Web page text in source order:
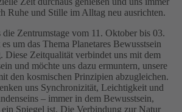
Ruhe und Stille im Alltag neu ausrichten.
Zentrumstage vom 11. Oktober bis 03.
um das Thema Planetares Bewusstsein
Diese Zeitqualität verbindet uns mit dem
und möchte uns dazu ermuntern, unsere
den kosmischen Prinzipien abzugleichen.
uns Synchronizität, Leichtigkeit und
– immer in dem Bewusstsein,
ein Spiegel ist. Die Verbindung zur Natur